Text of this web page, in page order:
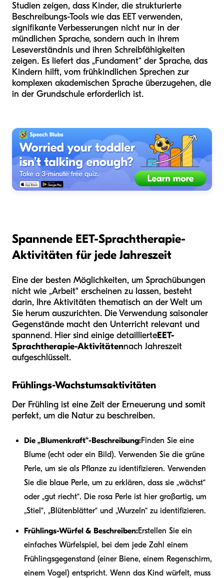
Studien zeigen, dass Kinder, die strukturierte
Beschreibungs-Tools wie das EET verwenden,
signifikante Verbesserungen nicht nur in der
mündlichen Sprache, sondern auch in ihrem
Leseverständnis und ihren Schreibfähigkeiten
zeigen. Es liefert das „Fundament“ der Sprache, das
Kindern hilft, vom frühkindlichen Sprechen zur
komplexen akademischen Sprache überzugehen, die
in der Grundschule erforderlich ist.
Spannende EET-Sprachtherapie-
Aktivitäten für jede Jahreszeit
Eine der besten Möglichkeiten, um Sprachübungen
nicht wie „Arbeit“ erscheinen zu lassen, besteht
darin, Ihre Aktivitäten thematisch an der Welt um
Sie herum auszurichten. Die Verwendung saisonaler
Gegenstände macht den Unterricht relevant und
spannend. Hier sind einige detaillierteEET-
Sprachtherapie-Aktivitätennach Jahreszeit
aufgeschlüsselt.
Frühlings-Wachstumsaktivitäten
Der Frühling ist eine Zeit der Erneuerung und somit
perfekt, um die Natur zu beschreiben.
Die „Blumenkraft“-Beschreibung:Finden Sie eine
Blume (echt oder ein Bild). Verwenden Sie die grüne
Perle, um sie als Pflanze zu identifizieren. Verwenden
Sie die blaue Perle, um zu erklären, dass sie „wächst“
oder „gut riecht“. Die rosa Perle ist hier großartig, um
„Stiel“, „Blütenblätter“ und „Wurzeln“ zu identifizieren.
Frühlings-Würfel & Beschreiben:Erstellen Sie ein
einfaches Würfelspiel, bei dem jede Zahl einem
Frühlingsgegenstand (einer Biene, einem Regenschirm,
einem Vogel) entspricht. Wenn das Kind würfelt, muss